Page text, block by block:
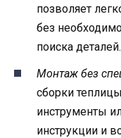
позволяет
без
поиска деталей.
Монтаж без
сборки
инструменты
инструкции и